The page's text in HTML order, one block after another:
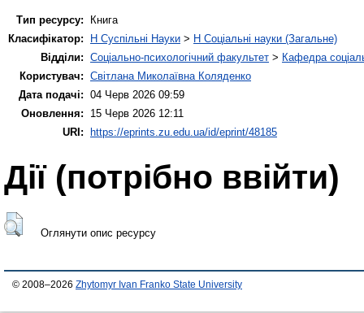
Тип ресурсу:
Книга
Класифікатор:
H Суспільні Науки > H Соціальні науки (Загальне)
Відділи: Соціально-психологічний факультет > Кафедра
Користувач: Світлана Миколаївна Коляденко
Дата подачі: 04 Черв 2026 09:59
Оновлення:
15 Черв 2026 12:11
URI:
https://eprints.zu.edu.ua/id/eprint/48185
Дії ​​(потрібно ввійти)
Оглянути опис ресурсу
© 2008–2026 Zhytomyr Ivan Franko State University